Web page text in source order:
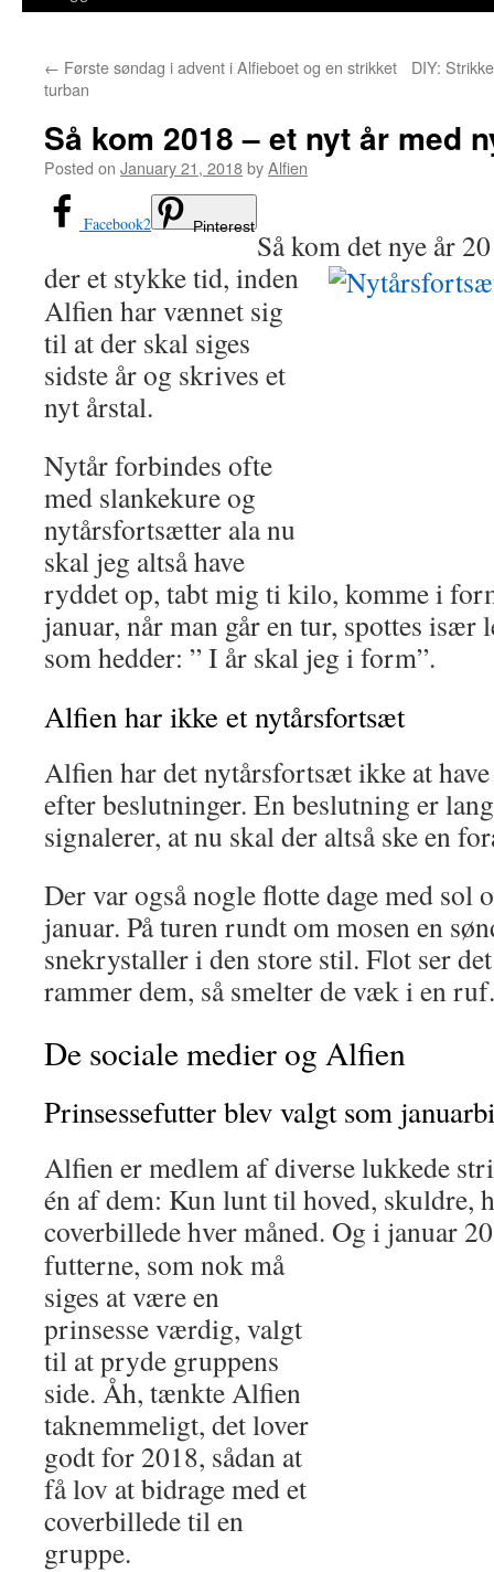
← Første søndag i advent i Alfieboet og en strikket
turban
DIY:
Så kom 2018 – et nyt år med
Posted on January 21, 2018byAlfien
Facebook2 PinterestSå kom det nye år
der et stykke tid, inden
Alfien har vænnet sig
til at der skal siges
sidste år og skrives et
nyt årstal.
Nytår forbindes ofte
med slankekure og
nytårsfortsætter ala nu
skal jeg altså have
ryddet op, tabt mig ti kilo, komme i
januar, når man går en tur, spottes
som hedder: ” I år skal jeg i form”.
Alfien har ikke et nytårsfortsæt
Alfien har det nytårsfortsæt ikke at
efter beslutninger. En beslutning er
signalerer, at nu skal der altså ske en
Der var også nogle flotte dage med sol
januar. På turen rundt om mosen en
snekrystaller i den store stil. Flot ser
rammer dem, så smelter de væk i en ruf.
De sociale medier og Alfien
Prinsessefutter blev valgt som
Alfien er medlem af diverse lukkede
én af dem: Kun lunt til hoved, skuldre,
coverbillede hver måned. Og i januar
futterne, som nok må
siges at være en
prinsesse værdig, valgt
til at pryde gruppens
side. Åh, tænkte Alfien
taknemmeligt, det lover
godt for 2018, sådan at
få lov at bidrage med et
coverbillede til en
gruppe.